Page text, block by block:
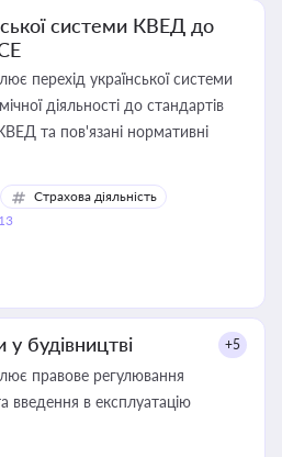
системи КВЕД до
перехід української системи
діяльності до стандартів
та пов'язані нормативні
Страхова діяльність
будівництві +5
правове регулювання
введення в експлуатацію